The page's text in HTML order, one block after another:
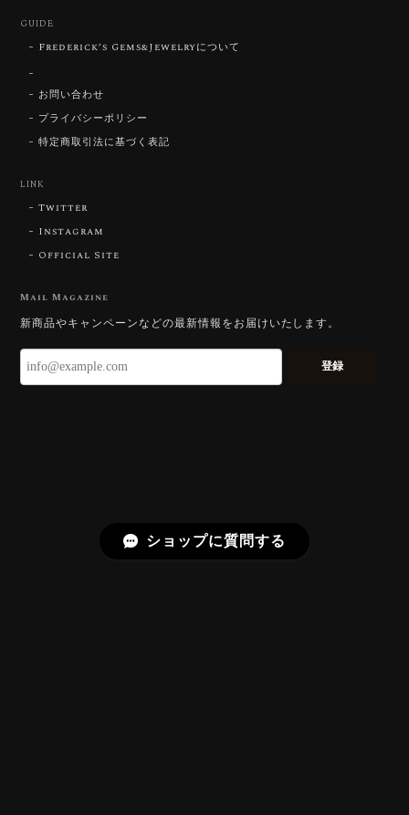
いです。 ウルウルとギラギラを一度に見ることができ
る不思議なカットだと感じました。強い煌めきだけで
で、そう感じていただけたことがなにより
です。Star Rose Cut™ は中心から外へ広
GUIDE
Frederick’s Gems&Jewelryについて
お問い合わせ
プライバシーポリシー
特定商取引法に基づく表記
LINK
Twitter
Instagram
Official Site
Mail Magazine
新商品やキャンペーンなどの最新情報をお届けいたします。
登録
ショップに質問する